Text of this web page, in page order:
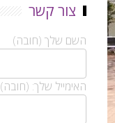
צור קשר
השם שלך (חובה)
האימייל שלך: (חובה)